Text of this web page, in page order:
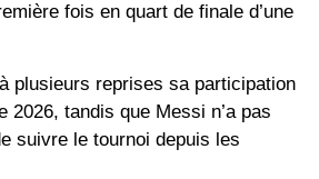
fois en quart de finale d’une
plusieurs reprises sa participation
2026, tandis que Messi n’a pas
suivre le tournoi depuis les